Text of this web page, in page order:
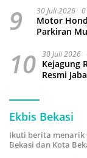
9 30 Juli 2026
Motor
Parkiran
10 30 Juli 2026
Kejagung
Resmi
Ekbis Bekasi
Ikuti berita menarik
Bekasi dan Kota